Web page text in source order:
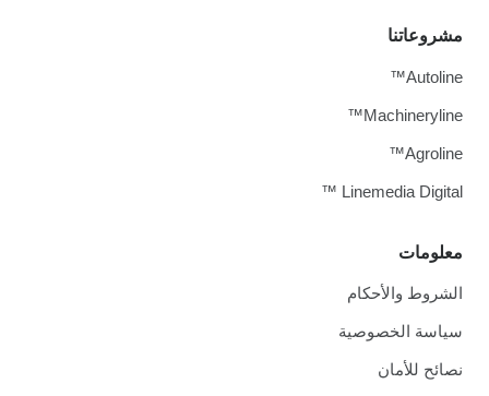
معلومات
الشروط والأحكام
سياسة الخصوصية
نصائح للأمان
مشروعاتنا
Autoline™
Machineryline™
Agroline™
Linemedia Digital ™